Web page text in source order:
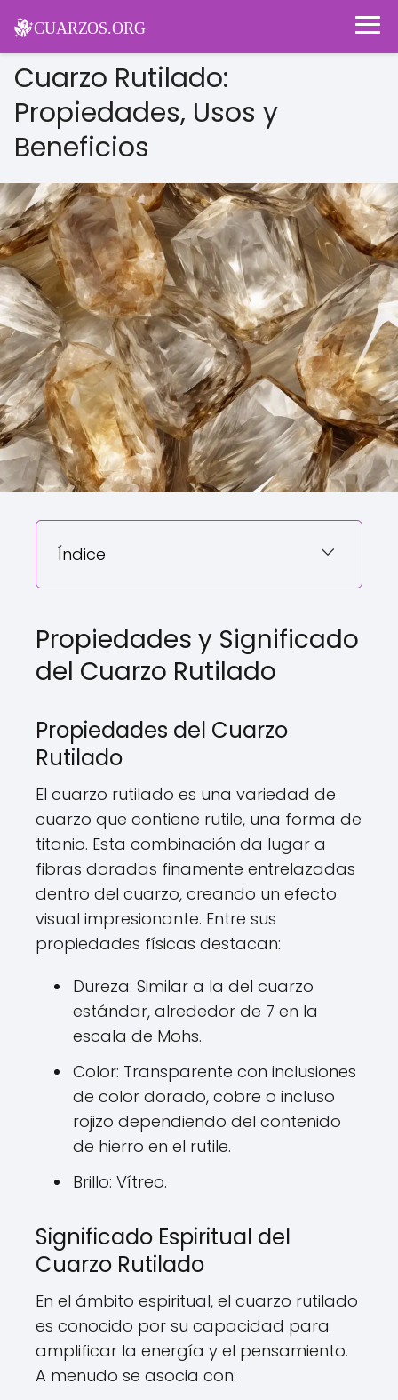
Cuarzo Rutilado:
Propiedades, Usos y
Beneficios
Índice
Propiedades y Significado
del Cuarzo Rutilado
Propiedades del Cuarzo
Rutilado
El cuarzo rutilado es una variedad de
cuarzo que contiene rutile, una forma de
titanio. Esta combinación da lugar a
fibras doradas finamente entrelazadas
dentro del cuarzo, creando un efecto
visual impresionante. Entre sus
propiedades físicas destacan:
Dureza: Similar a la del cuarzo
estándar, alrededor de 7 en la
escala de Mohs.
Color: Transparente con inclusiones
de color dorado, cobre o incluso
rojizo dependiendo del contenido
de hierro en el rutile.
Brillo: Vítreo.
Significado Espiritual del
Cuarzo Rutilado
En el ámbito espiritual, el cuarzo rutilado
es conocido por su capacidad para
amplificar la energía y el pensamiento.
A menudo se asocia con: